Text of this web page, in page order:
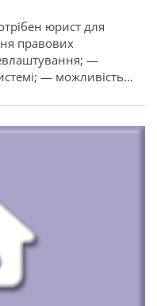
юрист для
правових
—
— можливість
про вимоги,
телефоном.